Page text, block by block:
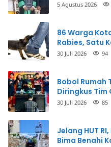
5 Agustus 2026
86 Warga
Rabies, Satu
30 Juli 2026 94
Bobol Rumah
Diringkus Tim
30 Juli 2026 85
Jelang HUT
Bima Benahi